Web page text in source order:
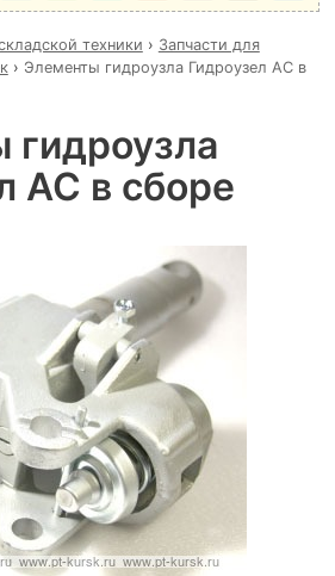
техники › Запчасти для
› Элементы гидроузла Гидроузел AC в
AC в сборе